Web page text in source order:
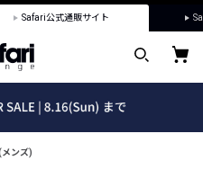
Safari公式通販サイト
ンズ)